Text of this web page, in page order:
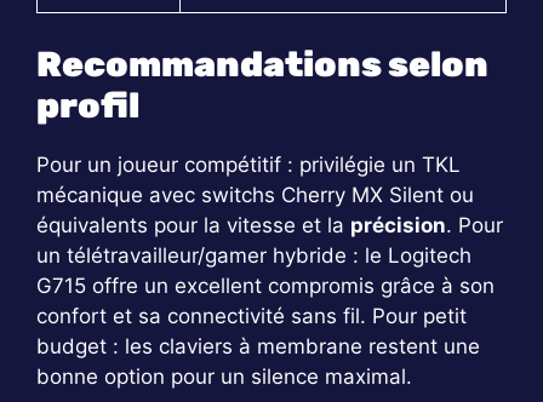
Recommandations selon
profil
Pour un joueur compétitif : privilégie un TKL
mécanique avec switchs Cherry MX Silent ou
équivalents pour la vitesse et la précision. Pour
un télétravailleur/gamer hybride : le Logitech
G715 offre un excellent compromis grâce à son
confort et sa connectivité sans fil. Pour petit
budget : les claviers à membrane restent une
bonne option pour un silence maximal.